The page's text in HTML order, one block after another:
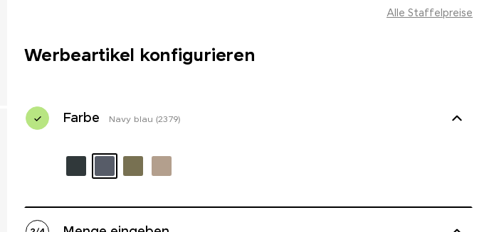
Alle Staffelpreise
Werbeartikel konfigurieren
Farbe Navy blau (2379)